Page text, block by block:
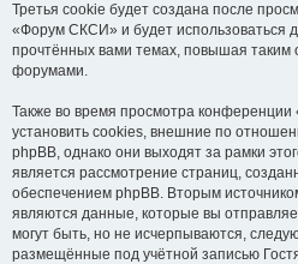
Третья cookie будет создана после
«Форум СКСИ» и будет использоваться
прочтённых вами темах, повышая таким
форумами.
Также во время просмотра
установить cookies, внешние по
phpBB, однако они выходят за рамки
является рассмотрение страниц,
обеспечением phpBB. Вторым
являются данные, которые вы
могут быть, но не исчерпываются,
размещённые под учётной записью